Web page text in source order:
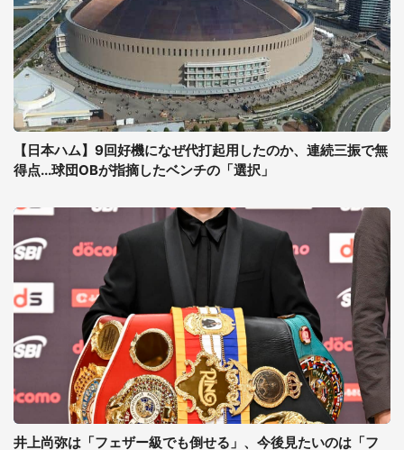
【日本ハム】9回好機になぜ代打起用したのか、連続三振で無
得点...球団OBが指摘したベンチの「選択」
井上尚弥は「フェザー級でも倒せる」、今後見たいのは「フ